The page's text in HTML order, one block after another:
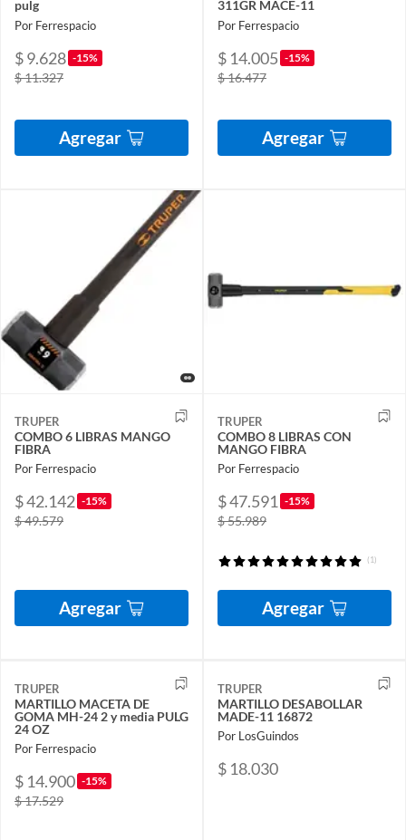
pulg
Por Ferrespacio
$ 9.628 -15%
$ 11.327
Agregar
311GR MACE-11
Por Ferrespacio
$ 14.005 -15%
$ 16.477
Agregar
TRUPER
COMBO 6 LIBRAS MANGO
FIBRA
Por Ferrespacio
$ 42.142 -15%
$ 49.579
Agregar
TRUPER
COMBO 8 LIBRAS CON
MANGO FIBRA
Por Ferrespacio
$ 47.591 -15%
$ 55.989
(1)
Agregar
TRUPER
MARTILLO MACETA DE
GOMA MH-24 2 y media PULG
24 OZ
Por Ferrespacio
$ 14.900 -15%
$ 17.529
TRUPER
MARTILLO DESABOLLAR
MADE-11 16872
Por LosGuindos
$ 18.030